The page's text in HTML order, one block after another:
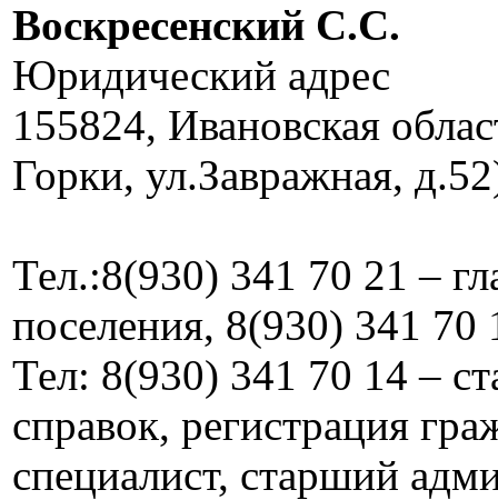
Воскресенский C.C.
Юридический адрес
155824, Ивановская
Горки, ул.Завражная,
Тел.:8(930) 341 70 21 –
поселения, 8(930) 341 70
Тел: 8(930) 341 70 14 –
справок, регистрация
специалист, старший